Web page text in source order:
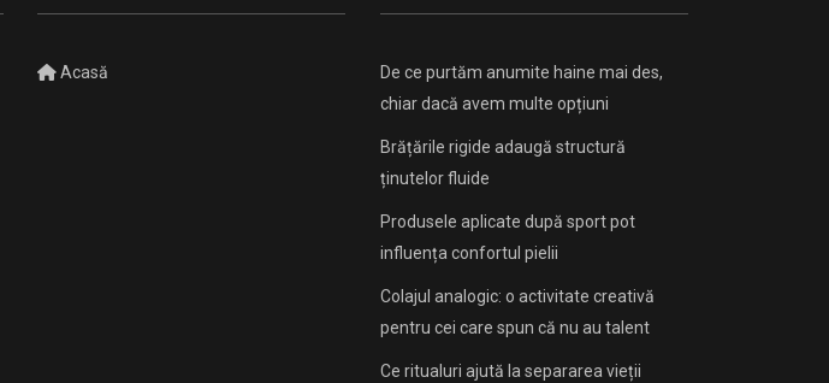
Acasă
De ce purtăm anumite haine mai des,
chiar dacă avem multe opțiuni
Brățările rigide adaugă structură
ținutelor fluide
Produsele aplicate după sport pot
influența confortul pielii
Colajul analogic: o activitate creativă
pentru cei care spun că nu au talent
Ce ritualuri ajută la separarea vieții